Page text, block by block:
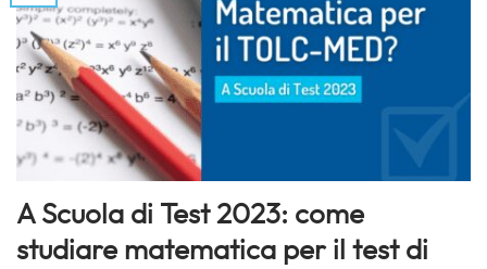
A Scuola di Test 2023: come
studiare matematica per il test di